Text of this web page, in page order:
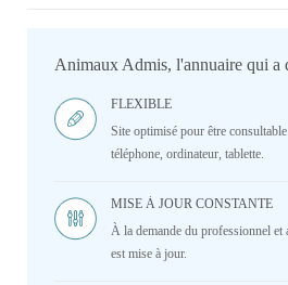
Animaux Admis, l'annuaire qui a
FLEXIBLE
Site optimisé pour être
téléphone, ordinateur, tablette.
MISE À JOUR CONSTANTE
À la demande du professionnel
est mise à jour.